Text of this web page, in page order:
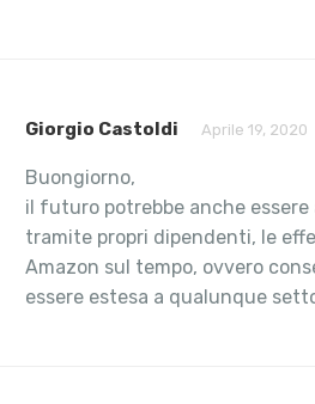
Giorgio Castoldi Aprile 19, 2020
Buongiorno,
il futuro potrebbe anche
tramite propri dipendenti, le
Amazon sul tempo, ovvero
essere estesa a qualunque